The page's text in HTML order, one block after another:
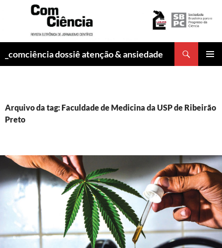
_comciência dossiê atenção & ansiedade
Arquivo da tag: Faculdade de Medicina da USP de Ribeirão
Preto